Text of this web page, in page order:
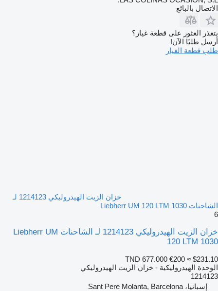
الاتصال بالبائع
يتعذر العثور على قطعة غيار؟
أرسل طلبًا الآن!
طلب قطعة الغيار
خزان الزيت الهيدروليكي 1214123 لـ
الشاحنات Liebherr UM 120 LTM 1030
6
خزان الزيت الهيدروليكي 1214123 لـ الشاحنات Liebherr UM
120 LTM 1030
TND 677.000 €200 ≈ $231.10
الوحدة الهيدروليكية - خزان الزيت الهيدروليكي
1214123
إسبانيا، Sant Pere Molanta, Barcelona